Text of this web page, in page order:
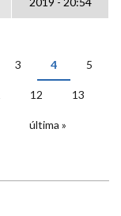
3 4 5
12 13
última »